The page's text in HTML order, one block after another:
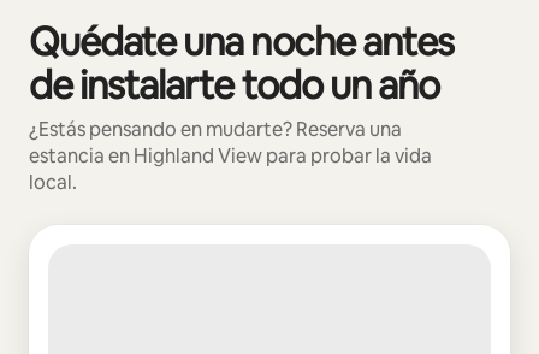
Quédate una noche antes
de instalarte todo un año
¿Estás pensando en mudarte? Reserva una
estancia en Highland View para probar la vida
local.
Mostrando 0 de 0 elementos